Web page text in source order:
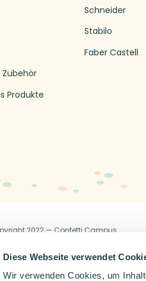
Diese Webseite verwendet
Wir verwenden Cookies, um
Produkte
Schneider
Stabilo
Faber Castell
2022 — Confetti Campus